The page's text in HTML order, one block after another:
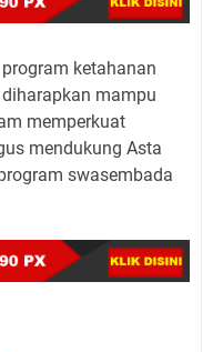
ketahanan
mampu
memperkuat
mendukung Asta
swasembada